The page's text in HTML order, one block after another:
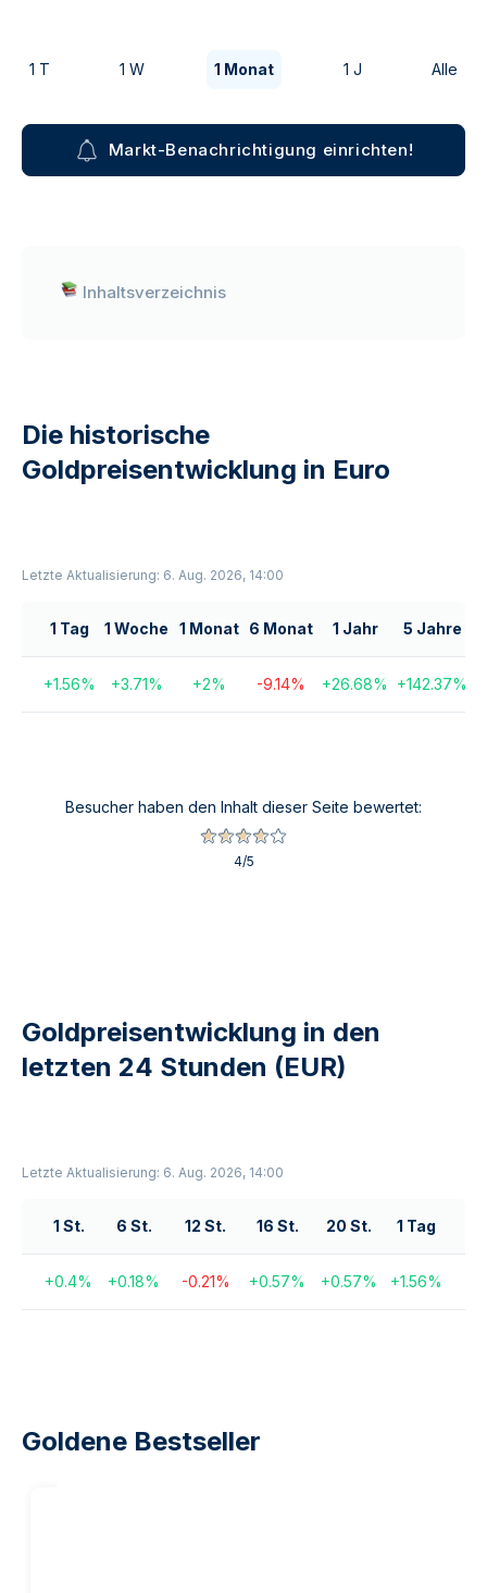
1 T 1 W 1 Monat 1 J Alle
Markt-Benachrichtigung einrichten!
Inhaltsverzeichnis
Die historische
Goldpreisentwicklung in Euro
Letzte Aktualisierung: 6. Aug. 2026, 14:00
1 Tag 1 Woche 1 Monat 6 Monat 1 Jahr 5 Jahre
+1.56% +3.71% +2% -9.14% +26.68% +142.37%
Besucher haben den Inhalt dieser Seite bewertet:
4/5
Goldpreisentwicklung in den
letzten 24 Stunden (EUR)
Letzte Aktualisierung: 6. Aug. 2026, 14:00
1 St. 6 St. 12 St. 16 St. 20 St. 1 Tag
+0.4% +0.18% -0.21% +0.57% +0.57% +1.56%
Goldene Bestseller